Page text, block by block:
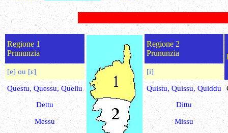
Regione 1
Prununzia
Regione 2
Prununzia
[e] ou [ɛ] [i]
Questu, Quessu, Quellu Quistu, Quissu, Quiddu
Dettu
Dittu
Messu Missu